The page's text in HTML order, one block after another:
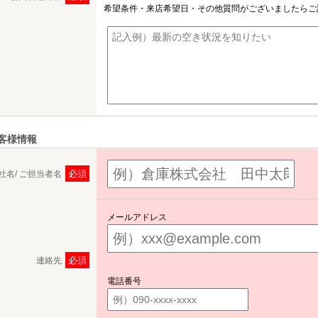
希望条件・来店希望日・その他質問がございましたらご
様情報
名/ ご担当者名 必須
連絡先 必須
メールアドレス
電話番号